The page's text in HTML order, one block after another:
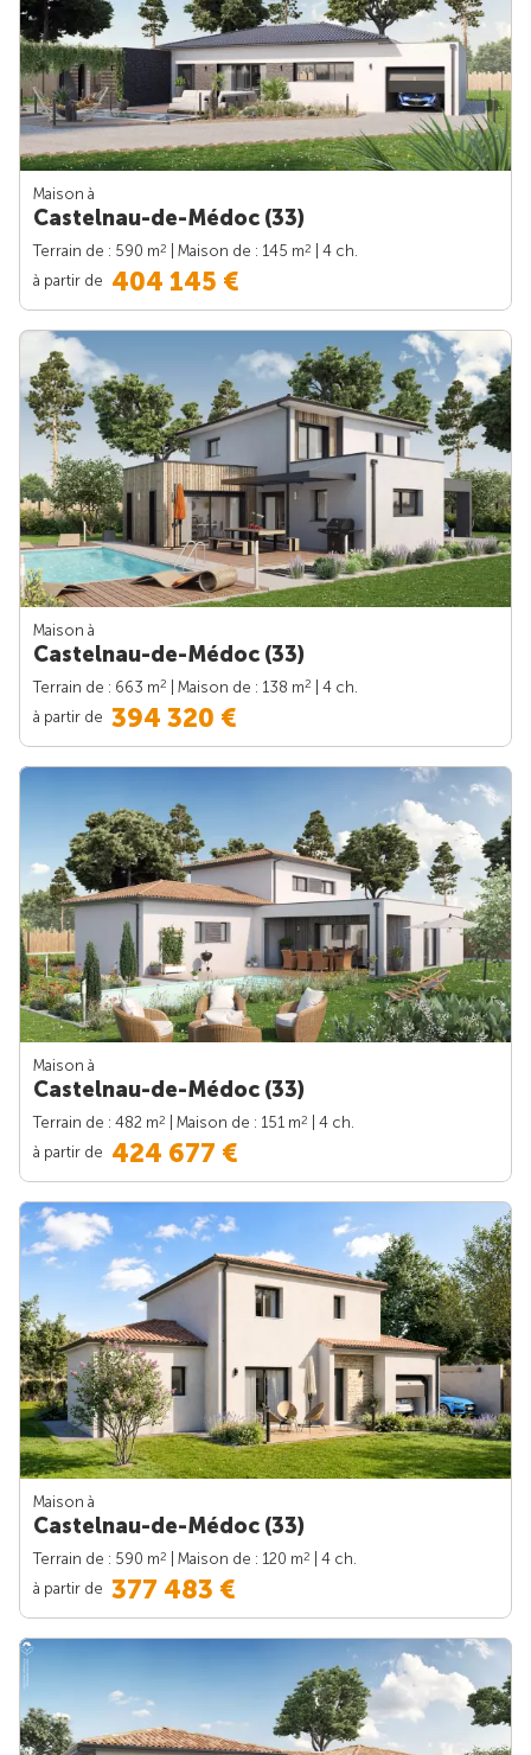
Maison à
Castelnau-de-Médoc (33)
Terrain de : 590 m2 | Maison de : 145 m2
| 4 ch.
à partir de 404 145 €
Maison à
Castelnau-de-Médoc (33)
Terrain de : 663 m2 | Maison de : 138 m2
| 4 ch.
à partir de 394 320 €
Maison à
Castelnau-de-Médoc (33)
Terrain de : 482 m2 | Maison de : 151 m2
| 4 ch.
à partir de 424 677 €
Maison à
Castelnau-de-Médoc (33)
Terrain de : 590 m2 | Maison de : 120 m2
| 4 ch.
à partir de 377 483 €